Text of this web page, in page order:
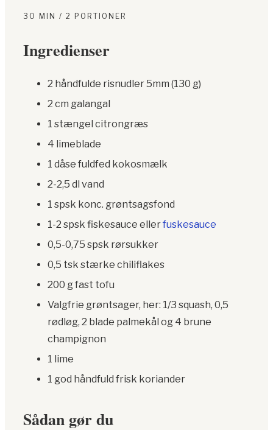
30 MIN / 2 PORTIONER
Ingredienser
2 håndfulde risnudler 5mm (130 g)
2 cm galangal
1 stængel citrongræs
4 limeblade
1 dåse fuldfed kokosmælk
2-2,5 dl vand
1 spsk konc. grøntsagsfond
1-2 spsk fiskesauce ellerfuskesauce
0,5-0,75 spsk rørsukker
0,5 tsk stærke chiliflakes
200 g fast tofu
Valgfrie grøntsager, her: 1/3 squash, 0,5
rødløg, 2 blade palmekål og 4 brune
champignon
1 lime
1 god håndfuld frisk koriander
Sådan gør du